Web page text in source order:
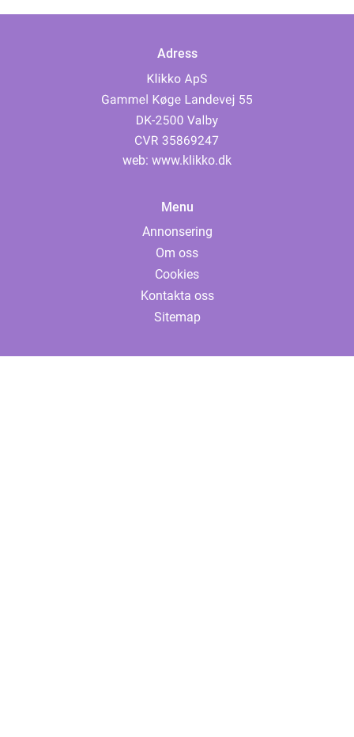
Adress
web: www.klikko.dk
Menu
Annonsering
Om oss
Cookies
Kontakta oss
Sitemap